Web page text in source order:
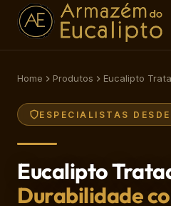
Home Produtos Eucalipto
ESPECIALISTAS
Eucalipto
Durabilidade